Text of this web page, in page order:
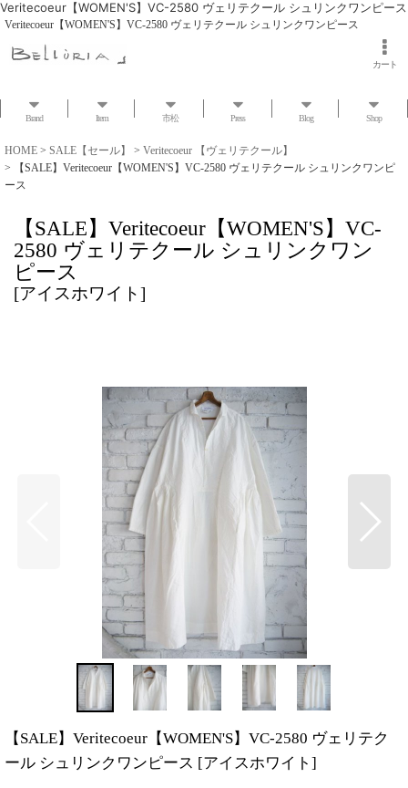
Veritecoeur【WOMEN'S】VC-2580 ヴェリテクール シュリンクワンピース
Veritecoeur【WOMEN'S】VC-2580 ヴェリテクール シュリンクワンピース
カート
Brand Item 市松 Press Blog Shop
HOME > SALE【セール】 > Veritecoeur 【ヴェリテクール】
>
【SALE】Veritecoeur【WOMEN'S】VC-2580 ヴェリテクール シュリンクワンピ
ース
【SALE】Veritecoeur【WOMEN'S】VC-
2580 ヴェリテクール シュリンクワン
ピース
[アイスホワイト]
【SALE】Veritecoeur【WOMEN'S】VC-2580 ヴェリテク
ール シュリンクワンピース [アイスホワイト ]